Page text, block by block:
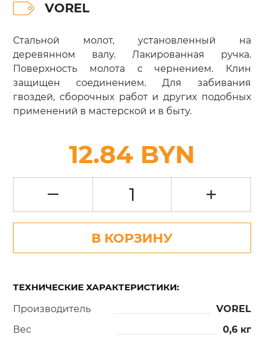
VOREL
Стальной молот, установленный на
деревянном валу. Лакированная ручка.
Поверхность молота с чернением. Клин
защищен соединением. Для забивания
гвоздей, сборочных работ и других подобных
применений в мастерской и в быту.
12.84 BYN
+
–
В КОРЗИНУ
ТЕХНИЧЕСКИЕ ХАРАКТЕРИСТИКИ:
Производитель
VOREL
Вес
0,6 кг